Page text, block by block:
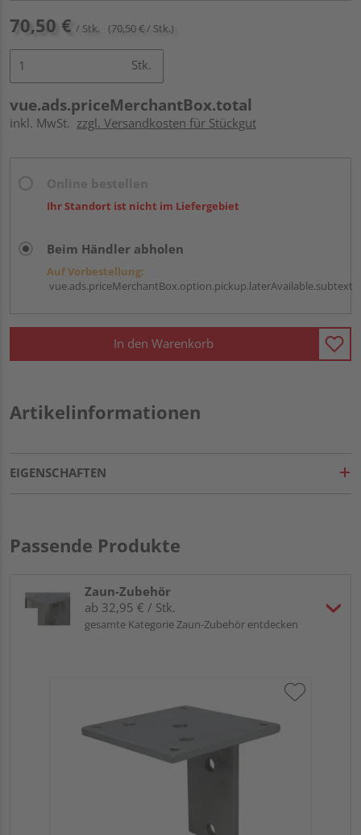
70,50 € / Stk. (70,50 € / Stk.)
Stk.
vue.ads.priceMerchantBox.total
inkl. MwSt. zzgl. Versandkosten für Stückgut
Ihr Standort ist nicht im Liefergebiet
Beim Händler abholen
Auf Vorbestellung:
vue.ads.priceMerchantBox.option.pickup.laterAvailable.subtext
In den Warenkorb
Artikelinformationen
EIGENSCHAFTEN
Passende Produkte
Zaun-Zubehör
ab 32,95 € / Stk.
gesamte Kategorie Zaun-Zubehör entdecken